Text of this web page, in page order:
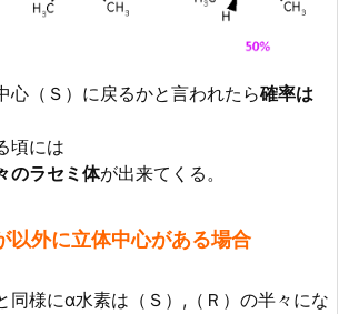
心（Ｓ）に戻るかと言われたら確率は
頃には
のラセミ体が出来てくる。
以外に立体中心がある場合
同様にα水素は（Ｓ）,（Ｒ）の半々にな